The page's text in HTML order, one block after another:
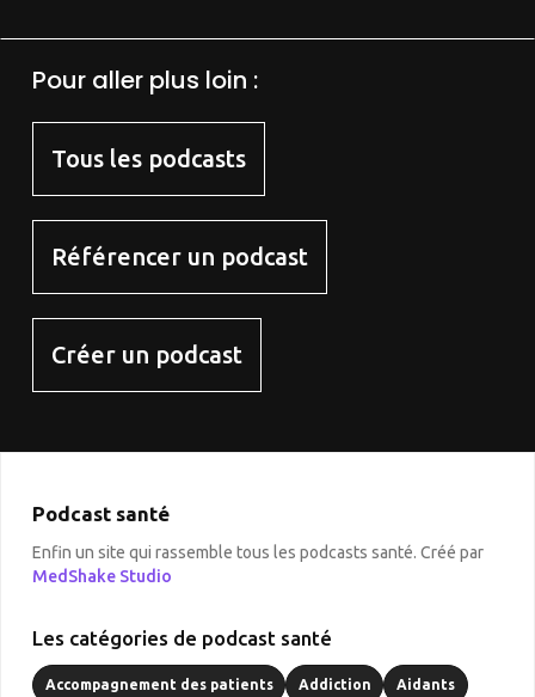
Pour aller plus loin :
Tous les podcasts
Référencer un podcast
Créer un podcast
Podcast santé
Enfin un site qui rassemble tous les podcasts santé. Créé par
MedShake Studio
Les catégories de podcast santé
Accompagnement des patients Addiction Aidants